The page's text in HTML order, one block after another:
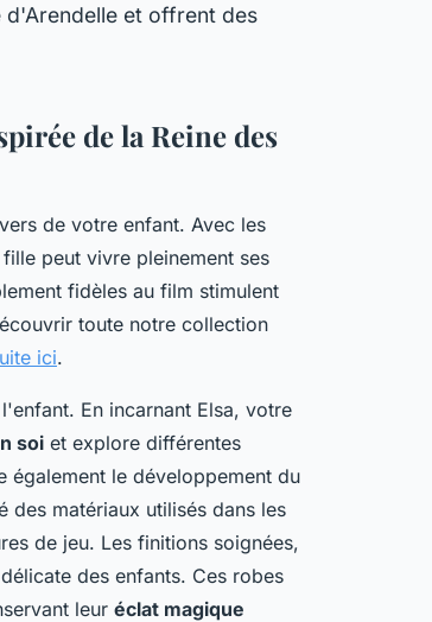
d'Arendelle et offrent des
de la Reine des
de votre enfant. Avec les
peut vivre pleinement ses
fidèles au film stimulent
toute notre collection
ici.
En incarnant Elsa, votre
soi et explore différentes
également le développement du
des matériaux utilisés dans les
de jeu. Les finitions soignées,
des enfants. Ces robes
leur éclat magique